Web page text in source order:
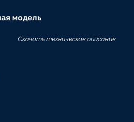
модель
Скачать техническое описание